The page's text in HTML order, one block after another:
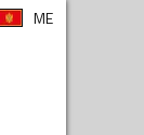
ME